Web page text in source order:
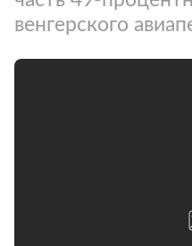
венгерского